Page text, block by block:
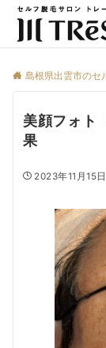
島根県出雲市のセ
美顔フォト
果
2023年11月15日